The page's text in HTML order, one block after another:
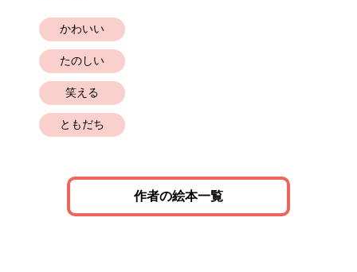
かわいい
たのしい
笑える
ともだち
作者の絵本一覧